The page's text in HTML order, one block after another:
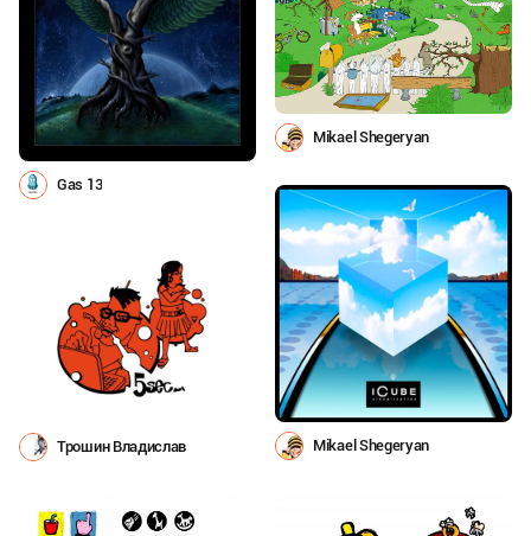
Gas 13
Mikael Shegeryan
Mikael Shegeryan
Трошин Владислав